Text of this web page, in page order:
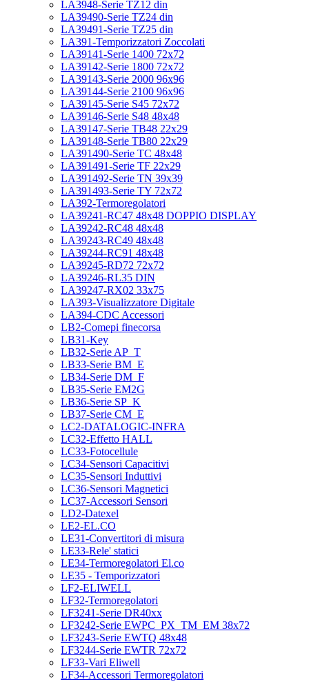
LA3948-Serie TZ12 din
LA39490-Serie TZ24 din
LA39491-Serie TZ25 din
LA391-Temporizzatori Zoccolati
LA39141-Serie 1400 72x72
LA39142-Serie 1800 72x72
LA39143-Serie 2000 96x96
LA39144-Serie 2100 96x96
LA39145-Serie S45 72x72
LA39146-Serie S48 48x48
LA39147-Serie TB48 22x29
LA39148-Serie TB80 22x29
LA391490-Serie TC 48x48
LA391491-Serie TF 22x29
LA391492-Serie TN 39x39
LA391493-Serie TY 72x72
LA392-Termoregolatori
LA39241-RC47 48x48 DOPPIO DISPLAY
LA39242-RC48 48x48
LA39243-RC49 48x48
LA39244-RC91 48x48
LA39245-RD72 72x72
LA39246-RL35 DIN
LA39247-RX02 33x75
LA393-Visualizzatore Digitale
LA394-CDC Accessori
LB2-Comepi finecorsa
LB31-Key
LB32-Serie AP_T
LB33-Serie BM_E
LB34-Serie DM_F
LB35-Serie EM2G
LB36-Serie SP_K
LB37-Serie CM_E
LC2-DATALOGIC-INFRA
LC32-Effetto HALL
LC33-Fotocellule
LC34-Sensori Capacitivi
LC35-Sensori Induttivi
LC36-Sensori Magnetici
LC37-Accessori Sensori
LD2-Datexel
LE2-EL.CO
LE31-Convertitori di misura
LE33-Rele' statici
LE34-Termoregolatori El.co
LE35 - Temporizzatori
LF2-ELIWELL
LF32-Termoregolatori
LF3241-Serie DR40xx
LF3242-Serie EWPC_PX_TM_EM 38x72
LF3243-Serie EWTQ 48x48
LF3244-Serie EWTR 72x72
LF33-Vari Eliwell
LF34-Accessori Termoregolatori